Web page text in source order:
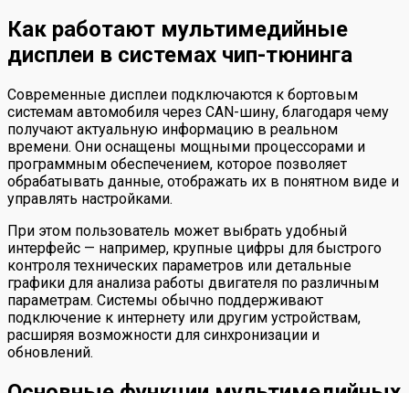
Как работают мультимедийные
дисплеи в системах чип-тюнинга
Современные дисплеи подключаются к бортовым
системам автомобиля через CAN-шину, благодаря чему
получают актуальную информацию в реальном
времени. Они оснащены мощными процессорами и
программным обеспечением, которое позволяет
обрабатывать данные, отображать их в понятном виде и
управлять настройками.
При этом пользователь может выбрать удобный
интерфейс — например, крупные цифры для быстрого
контроля технических параметров или детальные
графики для анализа работы двигателя по различным
параметрам. Системы обычно поддерживают
подключение к интернету или другим устройствам,
расширяя возможности для синхронизации и
обновлений.